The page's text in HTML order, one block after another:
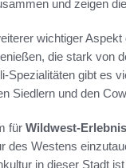
und zeigen
wichtiger
die stark von
Spezialitäten gibt es
Siedlern und den
für Wildwest-
des Westens
in dieser Stadt